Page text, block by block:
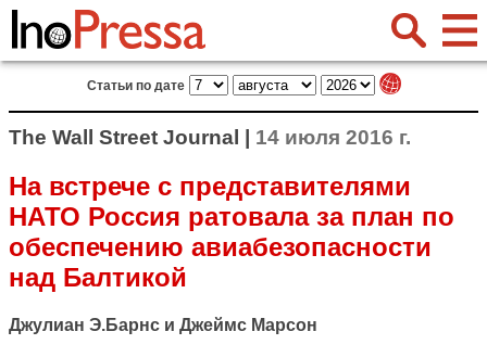
Статьи по дате
The Wall Street Journal | 14 июля 2016 г.
На встрече с представителями
НАТО Россия ратовала за план по
обеспечению авиабезопасности
над Балтикой
Джулиан Э.Барнс и Джеймс Марсон